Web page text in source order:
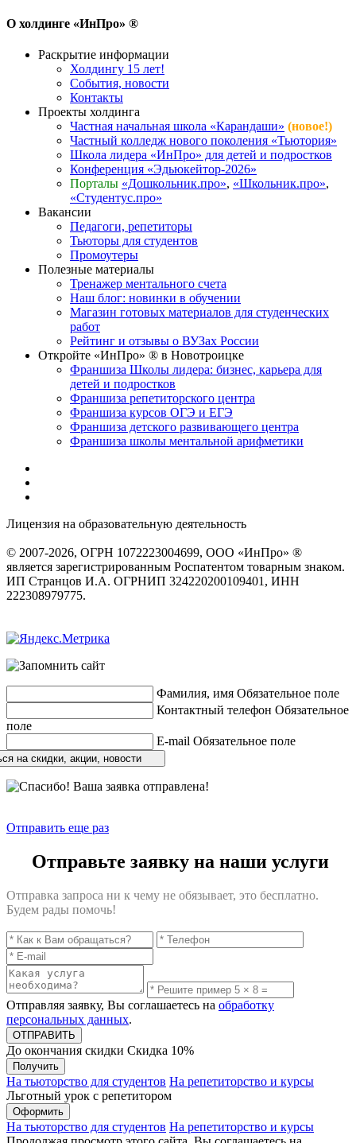
О холдинге «ИнПро» ®
Раскрытие информации
Холдингу 15 лет!
События, новости
Контакты
Проекты холдинга
Частная начальная школа «Карандаши» (новое!)
Частный колледж нового поколения «Тьютория»
Школа лидера «ИнПро» для детей и подростков
Конференция «Эдьюкейтор-2026»
Порталы «Дошкольник.про», «Школьник.про»,
«Студентус.про»
Вакансии
Педагоги, репетиторы
Тьюторы для студентов
Промоутеры
Полезные материалы
Тренажер ментального счета
Наш блог: новинки в обучении
Магазин готовых материалов для студенческих
работ
Рейтинг и отзывы о ВУЗах России
Откройте «ИнПро» ® в Новотроицке
Франшиза Школы лидера: бизнес, карьера для
детей и подростков
Франшиза репетиторского центра
Франшиза курсов ОГЭ и ЕГЭ
Франшиза детского развивающего центра
Франшиза школы ментальной арифметики
Лицензия на образовательную деятельность
© 2007-2026, ОГРН 1072223004699, ООО «ИнПро» ®
является зарегистрированным Роспатентом товарным знаком.
ИП Странцов И.А. ОГРНИП 324220200109401, ИНН
222308979775.
Фамилия, имя Обязательное поле
Контактный телефон Обязательное
поле
E-mail Обязательное поле
на скидки, акции, новости
Отправить еще раз
Отправьте заявку на наши услуги
Отправка запроса ни к чему не обязывает, это бесплатно.
Будем рады помочь!
Отправляя заявку, Вы соглашаетесь на обработку
персональных данных.
До окончания скидки Скидка 10%
Получить
На тьюторство для студентов На репетиторство и курсы
Льготный урок с репетитором
Оформить
На тьюторство для студентов На репетиторство и курсы